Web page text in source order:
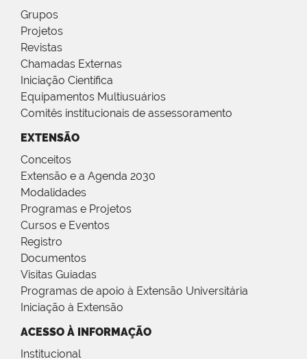
Grupos
Projetos
Revistas
Chamadas Externas
Iniciação Científica
Equipamentos Multiusuários
Comitês institucionais de assessoramento
EXTENSÃO
Conceitos
Extensão e a Agenda 2030
Modalidades
Programas e Projetos
Cursos e Eventos
Registro
Documentos
Visitas Guiadas
Programas de apoio à Extensão Universitária
Iniciação à Extensão
ACESSO À INFORMAÇÃO
Institucional